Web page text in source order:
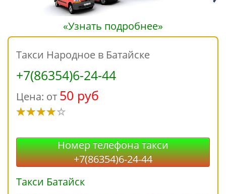
«Узнать подробнее»
Такси Народное в Батайске
+7(86354)6-24-44
Цена: от 50 руб
Номер телефона такси
+7(86354)6-24-44
Такси Батайск